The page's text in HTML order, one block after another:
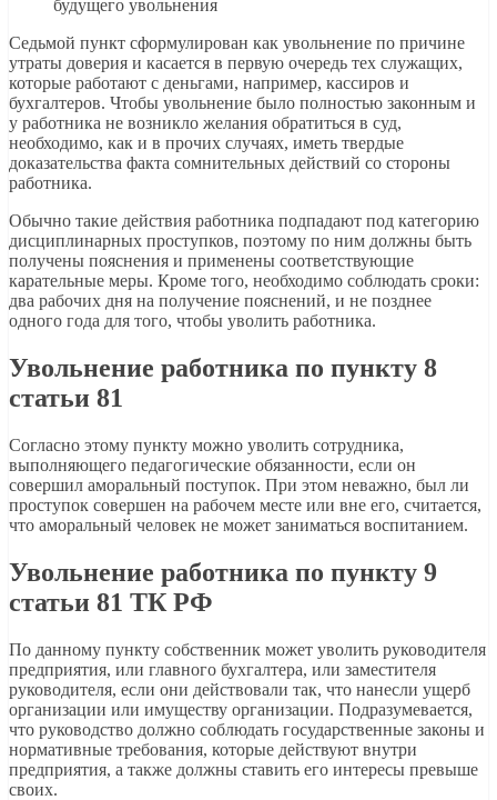
будущего увольнения
Седьмой пункт сформулирован как увольнение по причине
утраты доверия и касается в первую очередь тех служащих,
которые работают с деньгами, например, кассиров и
бухгалтеров. Чтобы увольнение было полностью законным и
у работника не возникло желания обратиться в суд,
необходимо, как и в прочих случаях, иметь твердые
доказательства факта сомнительных действий со стороны
работника.
Обычно такие действия работника подпадают под категорию
дисциплинарных проступков, поэтому по ним должны быть
получены пояснения и применены соответствующие
карательные меры. Кроме того, необходимо соблюдать сроки:
два рабочих дня на получение пояснений, и не позднее
одного года для того, чтобы уволить работника.
Увольнение работника по пункту 8
статьи 81
Согласно этому пункту можно уволить сотрудника,
выполняющего педагогические обязанности, если он
совершил аморальный поступок. При этом неважно, был ли
проступок совершен на рабочем месте или вне его, считается,
что аморальный человек не может заниматься воспитанием.
Увольнение работника по пункту 9
статьи 81 ТК РФ
По данному пункту собственник может уволить руководителя
предприятия, или главного бухгалтера, или заместителя
руководителя, если они действовали так, что нанесли ущерб
организации или имуществу организации. Подразумевается,
что руководство должно соблюдать государственные законы и
нормативные требования, которые действуют внутри
предприятия, а также должны ставить его интересы превыше
своих.